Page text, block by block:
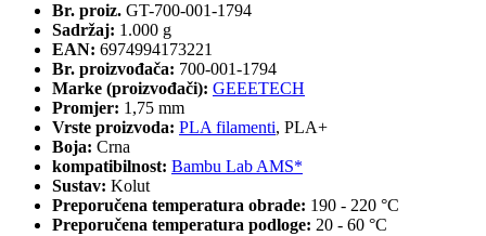
Br. proiz. GT-700-001-1794
Sadržaj: 1.000 g
EAN: 6974994173221
Br. proizvođača: 700-001-1794
Marke (proizvođači): GEEETECH
Promjer: 1,75 mm
Vrste proizvoda: PLA filamenti, PLA+
Boja: Crna
kompatibilnost: Bambu Lab AMS*
Sustav: Kolut
Preporučena temperatura obrade: 190 - 220 °C
Preporučena temperatura podloge: 20 - 60 °C